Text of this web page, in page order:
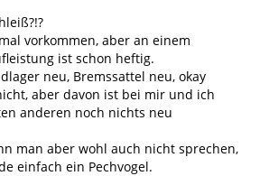
vorkommen, aber an einem
ist schon heftig.
neu, Bremssattel neu, okay
aber davon ist bei mir und ich
anderen noch nichts neu
man aber wohl auch nicht sprechen,
einfach ein Pechvogel.